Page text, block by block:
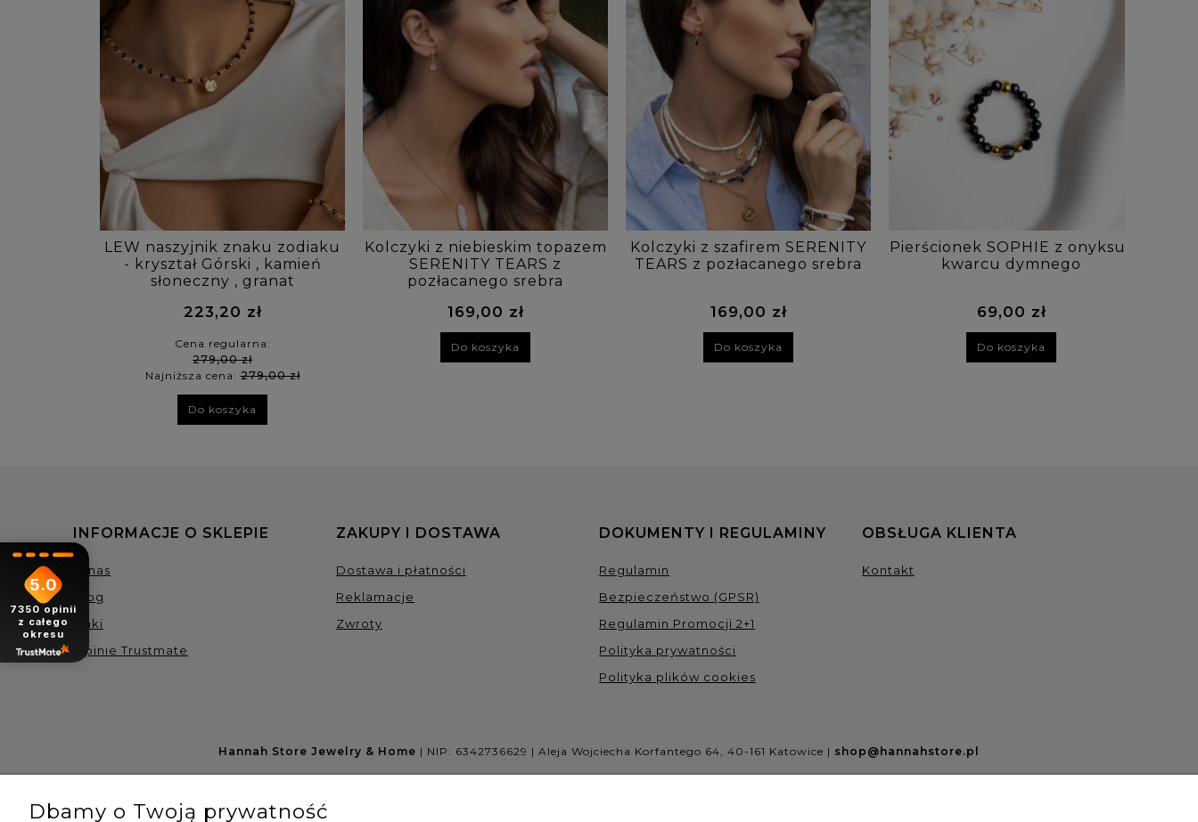
LEW naszyjnik znaku zodiaku
- kryształ Górski , kamień
słoneczny , granat
223,20 zł
Cena regularna:
279,00 zł
Najniższa cena:279,00 zł
Do koszyka
Kolczyki z niebieskim topazem
SERENITY TEARS z
pozłacanego srebra
169,00 zł
Do koszyka
Kolczyki z szafirem SERENITY
TEARS z pozłacanego srebra
169,00 zł
Do koszyka
Pierścionek SOPHIE z onyksu i
kwarcu dymnego
69,00 zł
Do koszyka
INFORMACJE O SKLEPIE
O nas
Blog
Linki
Opinie Trustmate
ZAKUPY I DOSTAWA
Dostawa i płatności
Reklamacje
Zwroty
DOKUMENTY I REGULAMINY
Regulamin
Bezpieczeństwo (GPSR)
Regulamin Promocji 2+1
Polityka prywatności
Polityka plików cookies
OBSŁUGA KLIENTA
Kontakt
Hannah Store Jewelry & Home | NIP: 6342736629 | Aleja Wojciecha Korfantego 64, 40-161 Katowice | shop@hannahstore.pl
5.0
7350 opinii
z całego
okresu
Dbamy o Twoją prywatność